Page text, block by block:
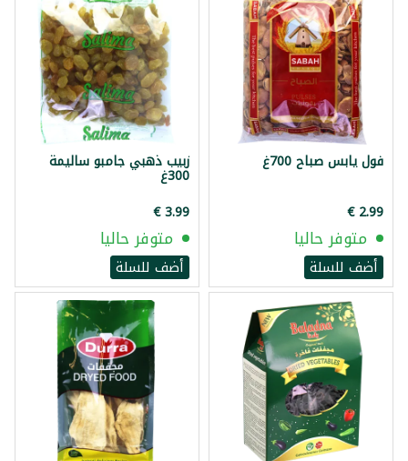
فول يابس صباح 700غ
متوفر حاليا
أضف للسلة
زبيب ذهبي جامبو ساليمة
300غ
متوفر حاليا
أضف للسلة